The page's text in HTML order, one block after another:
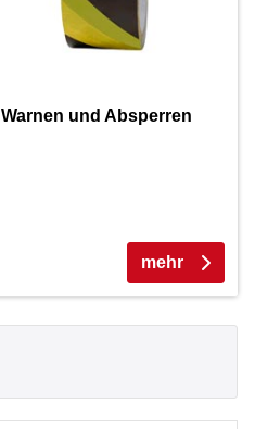
Warnen und Absperren
mehr